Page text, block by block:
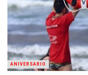
ANIVERSARIO